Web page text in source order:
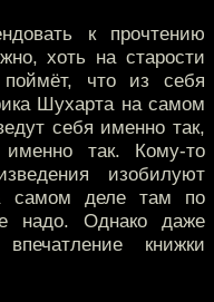
к прочтению
хоть на старости
поймёт, что из себя
Шухарта на самом
себя именно так,
именно так. Кому-то
изобилуют
самом деле там по
надо. Однако даже
книжки